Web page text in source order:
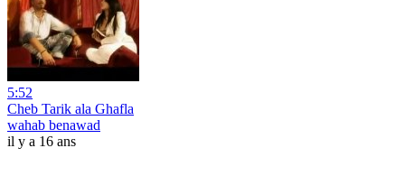
5:52
Cheb Tarik ala Ghafla
wahab benawad
il y a 16 ans